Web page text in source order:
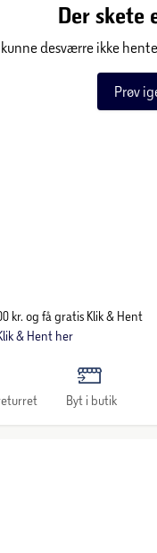
Der skete
kunne desværre ikke
Prøv
kr. og få gratis Klik & Hent
& Hent her
Byt i butik